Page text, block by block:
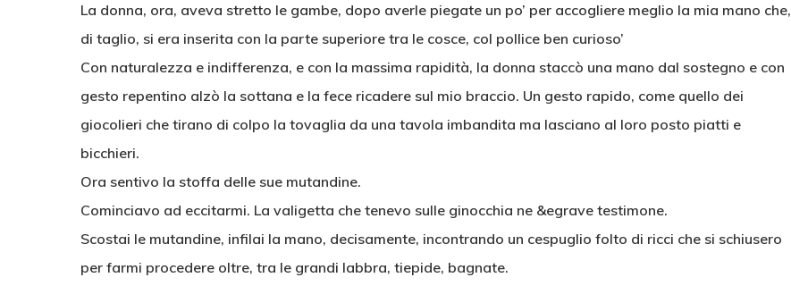
La donna, ora, aveva stretto le gambe, dopo averle piegate un po’ per accogliere meglio la mia mano che,
di taglio, si era inserita con la parte superiore tra le cosce, col pollice ben curioso’
Con naturalezza e indifferenza, e con la massima rapidità, la donna staccò una mano dal sostegno e con
gesto repentino alzò la sottana e la fece ricadere sul mio braccio. Un gesto rapido, come quello dei
giocolieri che tirano di colpo la tovaglia da una tavola imbandita ma lasciano al loro posto piatti e
bicchieri.
Ora sentivo la stoffa delle sue mutandine.
Cominciavo ad eccitarmi. La valigetta che tenevo sulle ginocchia ne &egrave testimone.
Scostai le mutandine, infilai la mano, decisamente, incontrando un cespuglio folto di ricci che si schiusero
per farmi procedere oltre, tra le grandi labbra, tiepide, bagnate.